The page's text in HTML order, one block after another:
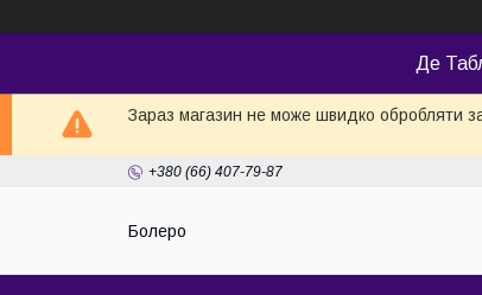
Де
Зараз магазин не може швидко обробляти
+380 (66) 407-79-87
Болеро